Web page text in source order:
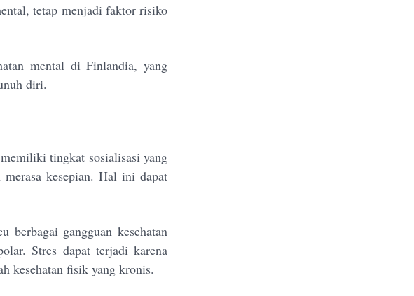
tetap menjadi faktor risiko
mental di Finlandia, yang
diri.
tingkat sosialisasi yang
kesepian. Hal ini dapat
berbagai gangguan kesehatan
Stres dapat terjadi karena
kesehatan fisik yang kronis.